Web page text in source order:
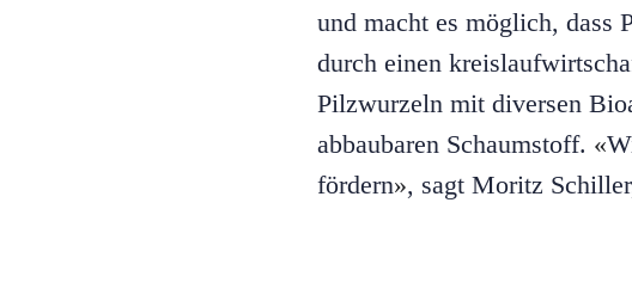
und macht es möglich, dass
durch einen
Pilzwurzeln mit diversen
abbaubaren Schaumstoff. «
fördern», sagt Moritz